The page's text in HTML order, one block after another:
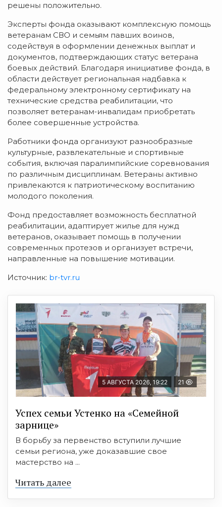
решены положительно.
Эксперты фонда оказывают комплексную помощь
ветеранам СВО и семьям павших воинов,
содействуя в оформлении денежных выплат и
документов, подтверждающих статус ветерана
боевых действий. Благодаря инициативе фонда, в
области действует региональная надбавка к
федеральному электронному сертификату на
технические средства реабилитации, что
позволяет ветеранам-инвалидам приобретать
более совершенные устройства.
Работники фонда организуют разнообразные
культурные, развлекательные и спортивные
события, включая паралимпийские соревнования
по различным дисциплинам. Ветераны активно
привлекаются к патриотическому воспитанию
молодого поколения.
Фонд предоставляет возможность бесплатной
реабилитации, адаптирует жилье для нужд
ветеранов, оказывает помощь в получении
современных протезов и организует встречи,
направленные на повышение мотивации.
Источник: br-tvr.ru
5 АВГУСТА 2026, 19:22 21
Успех семьи Устенко на «Семейной
зарнице»
В борьбу за первенство вступили лучшие
семьи региона, уже доказавшие свое
мастерство на ...
Читать далее